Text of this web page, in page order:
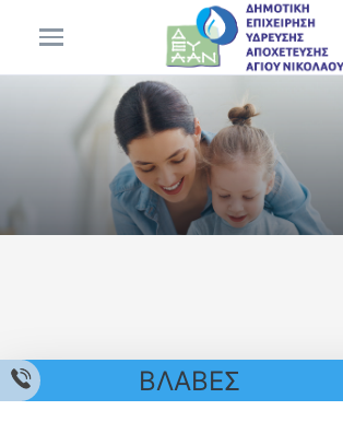
Νοιάζομαι για το νερό ,
ΒΛΑΒΕΣ